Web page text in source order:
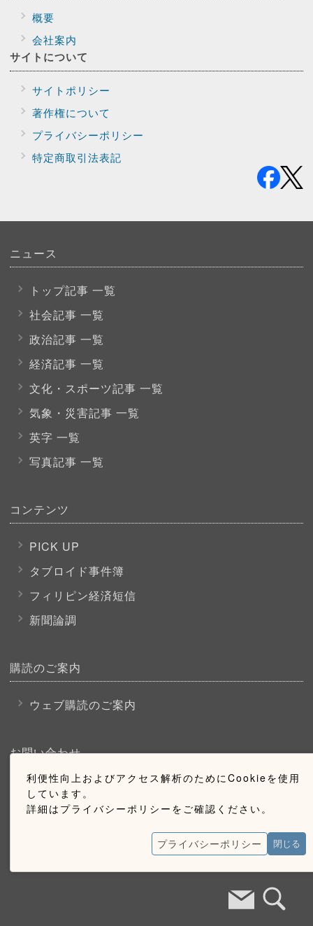
利便性向上およびアクセス解析のためにCookieを使用
しています。
詳細はプライバシーポリシーをご確認ください。
プライバシーポリシー 閉じる
概要
会社案内
サイトについて
サイトポリシー
著作権について
プライバシーポリシー
特定商取引法表記
ニュース
トップ記事 一覧
社会記事 一覧
政治記事 一覧
経済記事 一覧
文化・スポーツ記事 一覧
気象・災害記事 一覧
英字 一覧
写真記事 一覧
コンテンツ
PICK UP
タブロイド事件簿
フィリピン経済短信
新聞論調
購読のご案内
ウェブ購読のご案内
お問い合わせ
採用情報
お問い合わせ